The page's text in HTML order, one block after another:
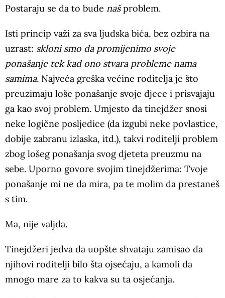
Postaraju se da to bude našproblem.
Isti princip važi za sva ljudska bića, bez ozbira na
uzrast: skloni smo da promijenimo svoje
ponašanje tek kad ono stvara probleme nama
samima. Najveća greška većine roditelja je što
preuzimaju loše ponašanje svoje djece i prisvajaju
ga kao svoj problem. Umjesto da tinejdžer snosi
neke logične posljedice (da izgubi neke povlastice,
dobije zabranu izlaska, itd.), takvi roditelji problem
zbog lošeg ponašanja svog djeteta preuzmu na
sebe. Uporno govore svojim tinejdžerima: Tvoje
ponašanje mi ne da mira, pa te molim da prestaneš
s tim.
Ma, nije valjda.
Tinejdžeri jedva da uopšte shvataju zamisao da
njihovi roditelji bilo šta ojsećaju, a kamoli da
mnogo mare za to kakva su ta osjećanja.